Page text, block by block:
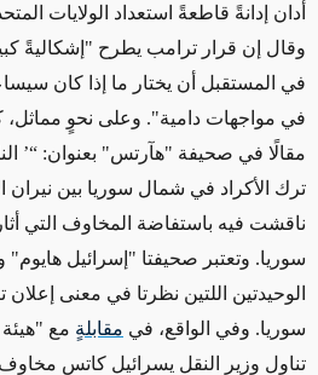
أدان إدانةً قاطعةً استعداد الولايات
وقال إن قرار ترامب يطرح "إشكاليةً
في المستقبل أن يختار ما إذا كان
في مواجهات دامية". وعلى نحوٍ مماثل،
مقالًا في صحيفة "هآرتس" بعنوان: “’
ترك الأكراد في شمال سوريا بين نيران
ناقشت فيه باستفاضة المخاوف التي
سوريا. وتعتبر صحيفتا "إسرائيل
الوحيدتين اللتين نظرتا في معنى إعلان
سوريا. وفي الواقع، في مقابلةٍ مع "هيئة
تناول وزير النقل يسرائيل كاتس مخاوف